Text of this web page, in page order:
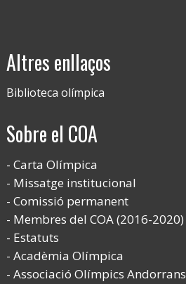
Altres enllaços
Biblioteca olímpica
Sobre el COA
Carta Olímpica
Missatge institucional
Comissió permanent
Membres del COA (2016-2020)
Estatuts
Acadèmia Olímpica
Associació Olímpics Andorrans